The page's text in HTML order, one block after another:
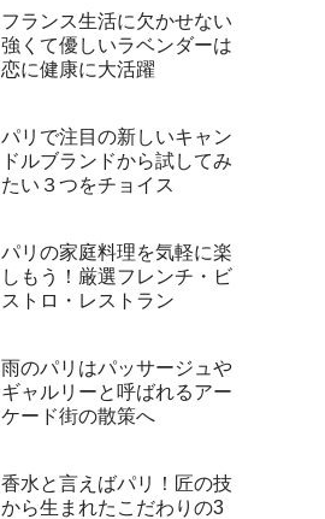
フランス生活に欠かせない
強くて優しいラベンダーは
恋に健康に大活躍
パリで注目の新しいキャン
ドルブランドから試してみ
たい３つをチョイス
パリの家庭料理を気軽に楽
しもう！厳選フレンチ・ビ
ストロ・レストラン
雨のパリはパッサージュや
ギャルリーと呼ばれるアー
ケード街の散策へ
香水と言えばパリ！匠の技
から生まれたこだわりの3